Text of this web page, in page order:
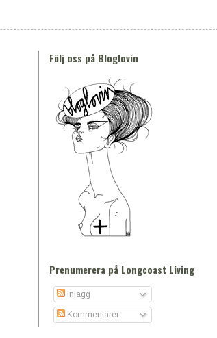
Följ oss på Bloglovin
Prenumerera på Longcoast Living
Inlägg
Kommentarer